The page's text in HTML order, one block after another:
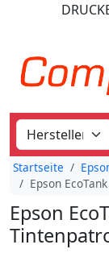
Startseite
Epson
Epson